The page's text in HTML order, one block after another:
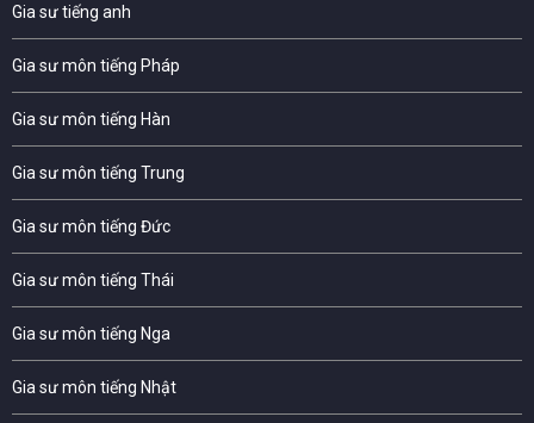
Gia sư tiếng anh
Gia sư môn tiếng Pháp
Gia sư môn tiếng Hàn
Gia sư môn tiếng Trung
Gia sư môn tiếng Đức
Gia sư môn tiếng Thái
Gia sư môn tiếng Nga
Gia sư môn tiếng Nhật